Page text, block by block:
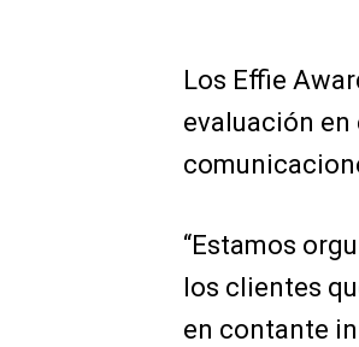
Los Effie
evaluación en
“Estamos
los clientes
en contante